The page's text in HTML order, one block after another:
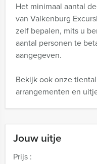
Jouw uitje
Prijs :
Het minimaal aantal
van Valkenburg
zelf bepalen, mits u
aantal personen te
aangegeven.
Bekijk ook onze
arrangementen en